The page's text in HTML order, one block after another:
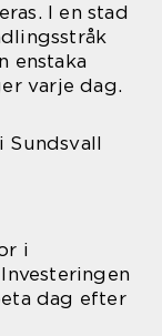
I en stad
enstaka
varje dag.
Sundsvall
i
dag efter